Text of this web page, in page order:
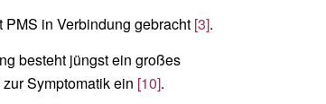
in Verbindung gebracht [3].
besteht jüngst ein großes
Symptomatik ein [10].